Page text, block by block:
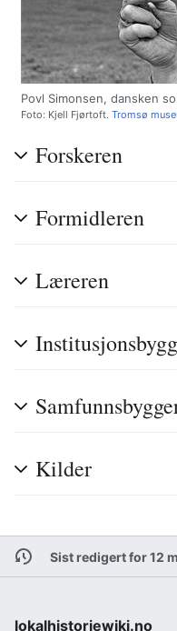
Povl Simonsen, dansken
Foto: Kjell Fjørtoft. Tromsø
Forskeren
Formidleren
Læreren
Kilder
Sist redigert for 12
lokalhistoriewiki.no